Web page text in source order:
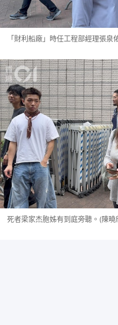
「財利船廠」時任工程部經理張泉
死者梁家杰胞姊有到庭旁聽。(陳曉